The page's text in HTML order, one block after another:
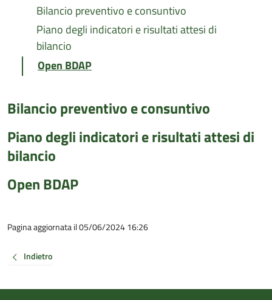
Bilancio preventivo e consuntivo
Piano degli indicatori e risultati attesi di
bilancio
Open BDAP
Bilancio preventivo e consuntivo
Piano degli indicatori e risultati attesi di
bilancio
Open BDAP
Pagina aggiornata il 05/06/2024 16:26
Indietro